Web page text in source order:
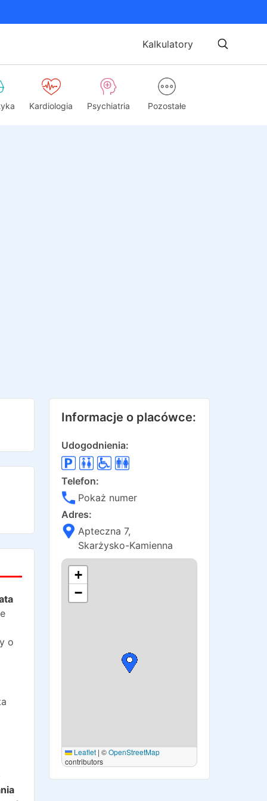
Kalkulatory
Kardiologia Psychiatria Pozostałe
o
Informacje o placówce:
Udogodnienia:
Telefon:
Pokaż numer
Adres:
Apteczna 7,
Skarżysko-Kamienna
+
−
Leaflet | ©OpenStreetMap
contributors